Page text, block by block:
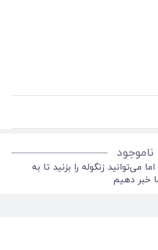
ناموجود
می‌توانید زنگوله را بزنید تا به
خبر دهیم